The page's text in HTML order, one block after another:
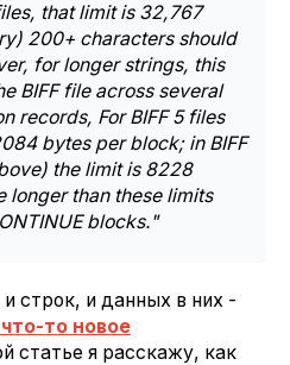
that limit is 32,767
200+ characters should
for longer strings, this
BIFF file across several
records, For BIFF 5 files
bytes per block; in BIFF
the limit is 8228
longer than these limits
blocks."
строк, и данных в них -
то новое
статье я расскажу, как